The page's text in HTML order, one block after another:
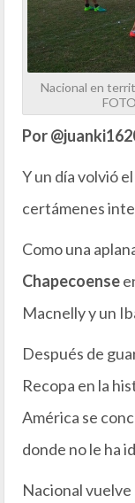
Nacional en
Por
Y un día volvió
certámenes
Como una
Chapecoense
Macnelly y un
Después de
Recopa en la
América se
donde no le ha
Nacional